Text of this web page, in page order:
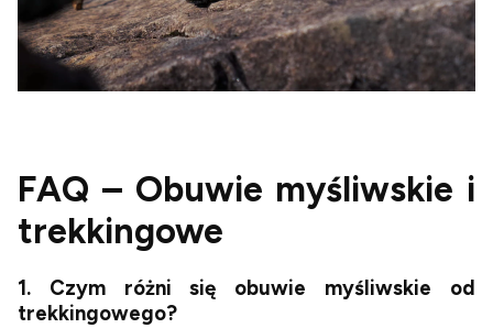
FAQ – Obuwie myśliwskie i
trekkingowe
1. Czym różni się obuwie myśliwskie od
trekkingowego?